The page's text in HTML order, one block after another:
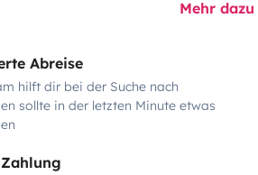
Mehr dazu
Abreise
hilft dir bei der Suche nach
sollte in der letzten Minute etwas